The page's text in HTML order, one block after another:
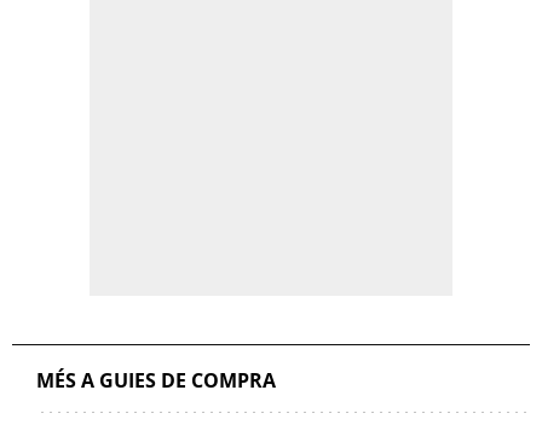
MÉS A GUIES DE COMPRA